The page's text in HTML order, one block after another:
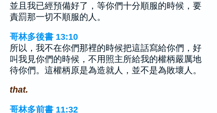
並且我已經預備好了，等你們十分順服的時候，要
責罰那一切不順服的人。
哥林多後書 13:10
所以，我不在你們那裡的時候把這話寫給你們，好
叫我見你們的時候，不用照主所給我的權柄嚴厲地
待你們。這權柄原是為造就人，並不是為敗壞人。
that.
哥林多前書 11:32